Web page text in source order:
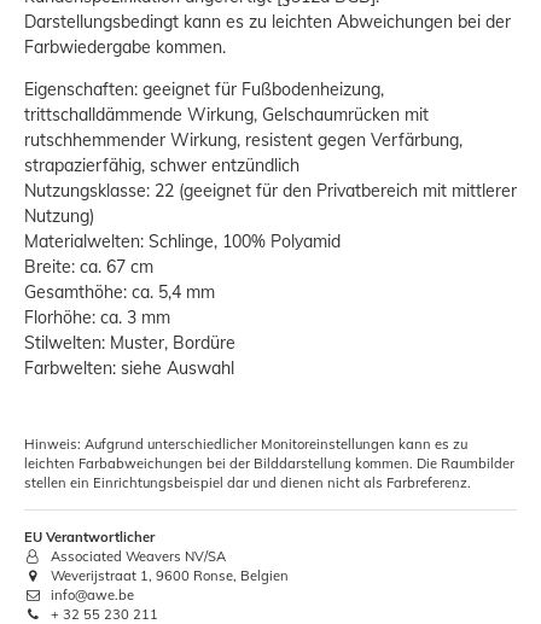
Darstellungsbedingt kann es zu leichten Abweichungen bei der
Farbwiedergabe kommen.
Eigenschaften: geeignet für Fußbodenheizung,
trittschalldämmende Wirkung, Gelschaumrücken mit
rutschhemmender Wirkung, resistent gegen Verfärbung,
strapazierfähig, schwer entzündlich
Nutzungsklasse: 22 (geeignet für den Privatbereich mit mittlerer
Nutzung)
Materialwelten: Schlinge, 100% Polyamid
Breite: ca. 67 cm
Gesamthöhe: ca. 5,4 mm
Florhöhe: ca. 3 mm
Stilwelten: Muster, Bordüre
Farbwelten: siehe Auswahl
Hinweis: Aufgrund unterschiedlicher Monitoreinstellungen kann es zu
leichten Farbabweichungen bei der Bilddarstellung kommen. Die Raumbilder
stellen ein Einrichtungsbeispiel dar und dienen nicht als Farbreferenz.
EU Verantwortlicher
Associated Weavers NV/SA
Weverijstraat 1, 9600 Ronse, Belgien
info@awe.be
+ 32 55 230 211